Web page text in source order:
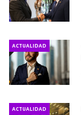
ACTUALIDAD
ACTUALIDAD